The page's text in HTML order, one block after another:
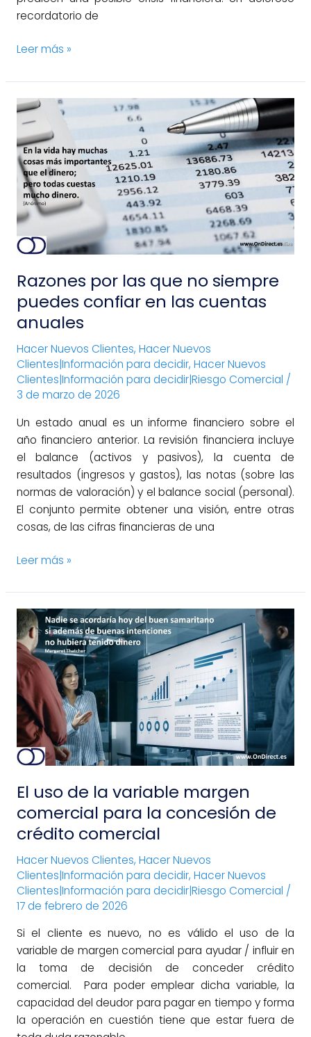
recordatorio de
Leer más »
Razones por las que no siempre
puedes confiar en las cuentas
anuales
Hacer Nuevos Clientes, Hacer Nuevos
Clientes|Información para decidir, Hacer Nuevos
Clientes|Información para decidir|Riesgo Comercial /
3 de marzo de 2026
Un estado anual es un informe financiero sobre el
año financiero anterior. La revisión financiera incluye
el balance (activos y pasivos), la cuenta de
resultados (ingresos y gastos), las notas (sobre las
normas de valoración) y el balance social (personal).
El conjunto permite obtener una visión, entre otras
cosas, de las cifras financieras de una
Razones
por
las
que
no
siempre
puedes
confiar
en
cuentas
anuales
Leer más »
El uso de la variable margen
comercial para la concesión de
crédito comercial
Hacer Nuevos Clientes, Hacer Nuevos
Clientes|Información para decidir, Hacer Nuevos
Clientes|Información para decidir|Riesgo Comercial /
17 de febrero de 2026
Si el cliente es nuevo, no es válido el uso de la
variable de margen comercial para ayudar / influir en
la toma de decisión de conceder crédito
comercial. Para poder emplear dicha variable, la
capacidad del deudor para pagar en tiempo y forma
la operación en cuestión tiene que estar fuera de
El
uso
de
la
variable
margen
comercial
para
la
de
crédito
comercial